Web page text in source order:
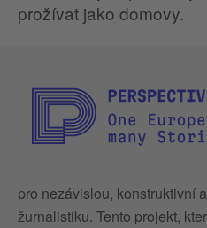
prožívat jako domovy.
pro nezávislou, konstruktivní
žurnalistiku. Tento projekt,